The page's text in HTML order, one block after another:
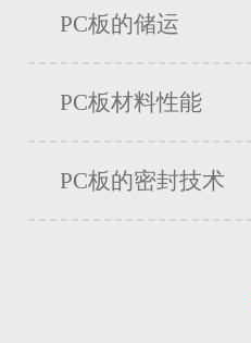
PC板的储运
PC板材料性能
PC板的密封技术